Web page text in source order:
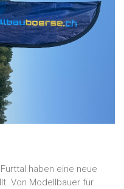
haben eine neue
Von Modellbauer für